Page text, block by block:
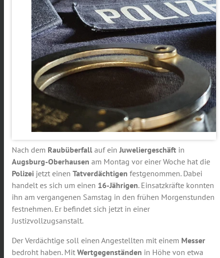
Nach dem Raubüberfall auf ein Juweliergeschäft in
Augsburg-Oberhausen am Montag vor einer Woche hat die
Polizei jetzt einen Tatverdächtigen festgenommen. Dabei
handelt es sich um einen 16-Jährigen. Einsatzkräfte konnten
ihn am vergangenen Samstag in den frühen Morgenstunden
festnehmen. Er befindet sich jetzt in einer
Justizvollzugsanstalt.
Der Verdächtige soll einen Angestellten mit einem Messer
bedroht haben. Mit Wertgegenständen in Höhe von etwa